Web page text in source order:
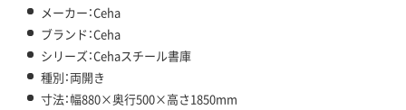
メーカー：Ceha
ブランド：Ceha
シリーズ：Cehaスチール書庫
種別：両開き
寸法：幅880×奥行500×高さ1850mm